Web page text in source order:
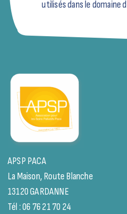
utilisés dans le domaine
APSP PACA
La Maison, Route Blanche
13120 GARDANNE
Tél : 06 76 21 70 24